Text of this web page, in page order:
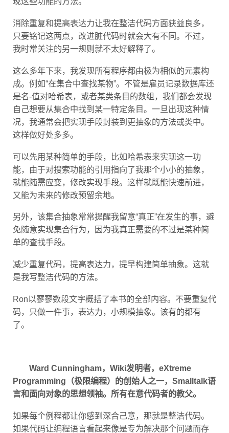
只要铭记这两点，改进脏代码时就会大有不同。不过，
我时常关注的另一规则就不太好解释了。
成。例如“在集合中查找某物”。不管是雇员记录数据库还
是名-值对哈希表，或者某类条目的数组，我们都会发现
自己想要从集合中找到某一特定条目。一旦出现这种情
况，我通常会把实现手段封装到更抽象的方法或类中。
这样做好处多多。
能，由于对搜索功能的引用指向了我那个小小的抽象，
就能随需应变，修改实现手段。这样就既能快速前进，
又能为未来的修改预留余地。
免随意实现集合行为，因为我真正需要的不过是某种简
单的查找手段。
是我写整洁代码的方法。
码，只做一件事，表达力，小规模抽象。该有的都有
了。
Programming（极限编程）的创始人之一，Smalltalk语
言和面向对象的思想领袖。所有在意代码者的教父。
如果代码让编程语言看起来像是专为解决那个问题而存